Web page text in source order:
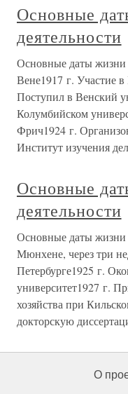
Основные
деятельности
Основные даты жизни
Вене1917 г. Участие
Поступил в Венский
Колумбийском
Фрич1924 г.
Институт изучения
Основные
деятельности
Основные даты жизни
Мюнхене, через три
Петербурге1925 г.
университет1927 г.
хозяйства при
докторскую
О